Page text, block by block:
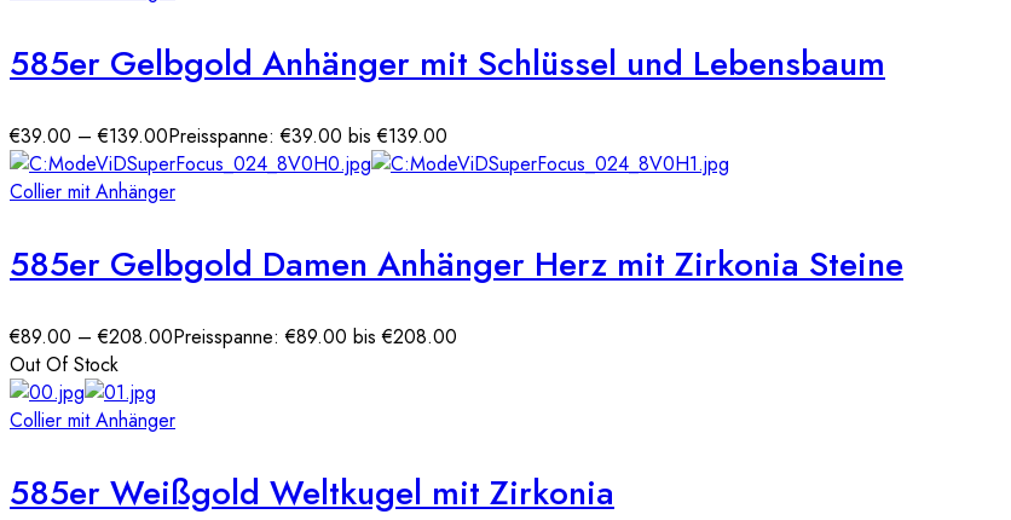
585er Gelbgold Anhänger mit Schlüssel und Lebensbaum
€39.00 –€139.00Preisspanne: €39.00 bis €139.00
Collier mit Anhänger
585er Gelbgold Damen Anhänger Herz mit Zirkonia Steine
€89.00 –€208.00Preisspanne: €89.00 bis €208.00
Out Of Stock
Collier mit Anhänger
585er Weißgold Weltkugel mit Zirkonia